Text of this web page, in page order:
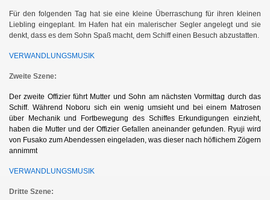
Für den folgenden Tag hat sie eine kleine Überraschung für ihren kleinen
Liebling eingeplant. Im Hafen hat ein malerischer Segler angelegt und sie
denkt, dass es dem Sohn Spaß macht, dem Schiff einen Besuch abzustatten.
VERWANDLUNGSMUSIK
Zweite Szene:
Der zweite Offizier führt Mutter und Sohn am nächsten Vormittag durch das
Schiff. Während Noboru sich ein wenig umsieht und bei einem Matrosen
über Mechanik und Fortbewegung des Schiffes Erkundigungen einzieht,
haben die Mutter und der Offizier Gefallen aneinander gefunden. Ryuji wird
von Fusako zum Abendessen eingeladen, was dieser nach höflichem Zögern
annimmt
VERWANDLUNGSMUSIK
Dritte Szene: